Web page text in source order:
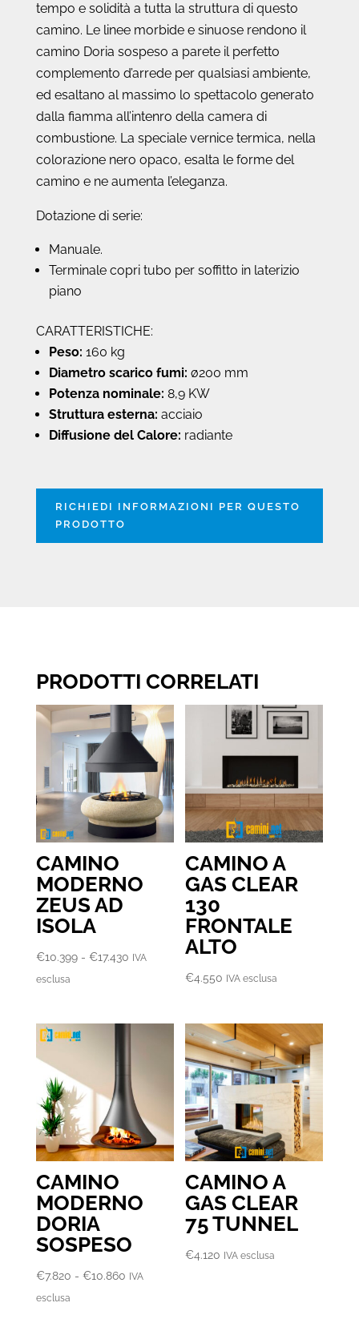
tempo e solidità a tutta la struttura di questo
camino. Le linee morbide e sinuose rendono il
camino Doria sospeso a parete il perfetto
complemento d’arrede per qualsiasi ambiente,
ed esaltano al massimo lo spettacolo generato
dalla fiamma all’intenro della camera di
combustione. La speciale vernice termica, nella
colorazione nero opaco, esalta le forme del
camino e ne aumenta l’eleganza.
Dotazione di serie:
Manuale.
Terminale copri tubo per soffitto in laterizio
piano
CARATTERISTICHE:
Peso: 160 kg
Diametro scarico fumi: ø200 mm
Potenza nominale: 8,9 KW
Struttura esterna: acciaio
Diffusione del Calore: radiante
RICHIEDI INFORMAZIONI PER QUESTO
PRODOTTO
PRODOTTI CORRELATI
CAMINO
MODERNO
ZEUS AD
ISOLA
€10.399 - €17.430Fascia
€17.430
IVA
esclusa
CAMINO A
GAS CLEAR
130
FRONTALE
ALTO
€4.550 IVA esclusa
CAMINO
MODERNO
DORIA
SOSPESO
€7.820 - €10.860Fascia
IVA
esclusa
CAMINO A
GAS CLEAR
75 TUNNEL
€4.120 IVA esclusa